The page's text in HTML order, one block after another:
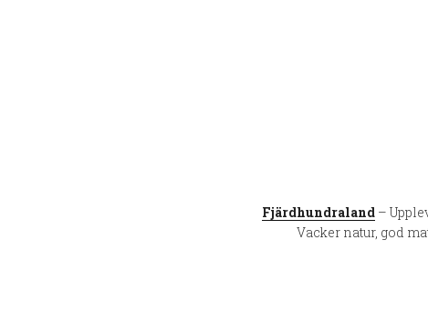
Fjärdhundraland –
Vacker natur, god